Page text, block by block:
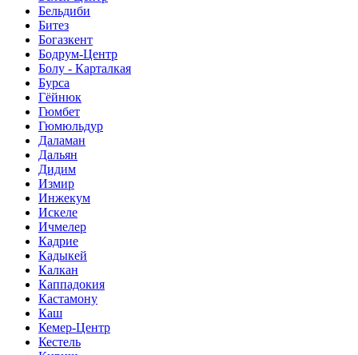
Бельдиби
Битез
Богазкент
Бодрум-Центр
Болу - Карталкая
Бурса
Гёйнюк
Гюмбет
Гюмюльдур
Даламан
Дальян
Дидим
Измир
Инжекум
Искеле
Ичмелер
Кадрие
Кадыкей
Калкан
Каппадокия
Кастамону
Каш
Кемер-Центр
Кестель